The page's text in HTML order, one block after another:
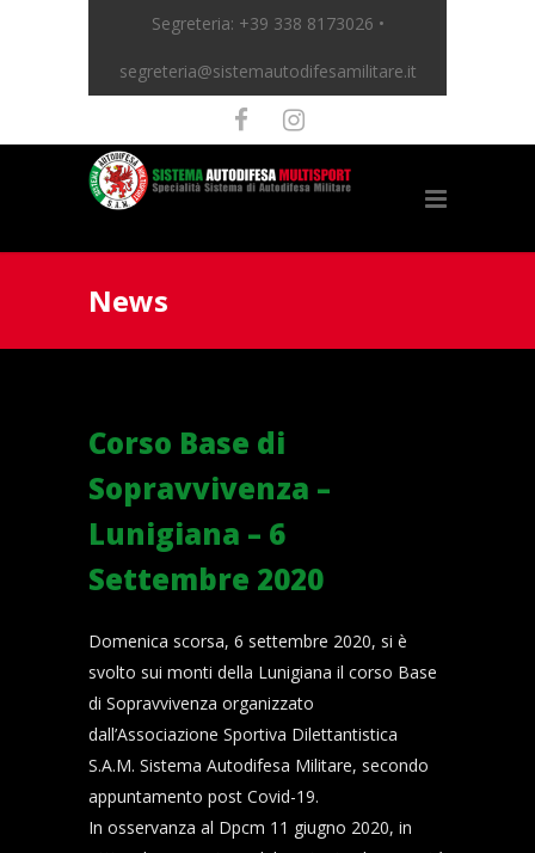
Segreteria: +39 338 8173026 •
segreteria@sistemautodifesamilitare.it
News
Corso Base di
Sopravvivenza –
Lunigiana – 6
Settembre 2020
Domenica scorsa, 6 settembre 2020, si è
svolto sui monti della Lunigiana il corso Base
di Sopravvivenza organizzato
dall’Associazione Sportiva Dilettantistica
S.A.M. Sistema Autodifesa Militare, secondo
appuntamento post Covid-19.
In osservanza al Dpcm 11 giugno 2020, in